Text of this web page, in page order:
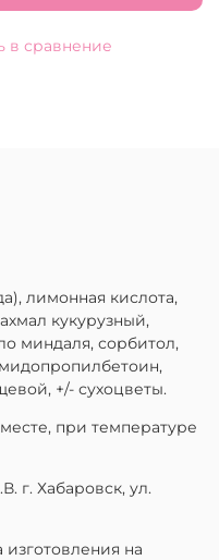
в сравнение
лимонная кислота,
кукурузный,
миндаля, сорбитол,
+/- сухоцветы.
при температуре
г. Хабаровск, ул.
изготовления на